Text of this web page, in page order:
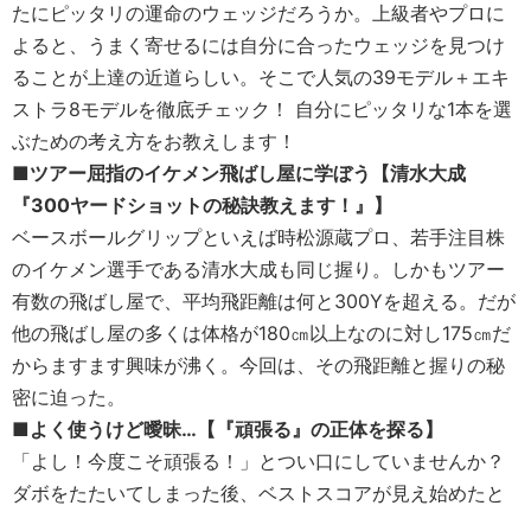
たにピッタリの運命のウェッジだろうか。上級者やプロに
よると、うまく寄せるには自分に合ったウェッジを見つけ
ることが上達の近道らしい。そこで人気の39モデル＋エキ
ストラ8モデルを徹底チェック！ 自分にピッタリな1本を選
ぶための考え方をお教えします！
■ツアー屈指のイケメン飛ばし屋に学ぼう【清水大成
『300ヤードショットの秘訣教えます！』】
ベースボールグリップといえば時松源蔵プロ、若手注目株
のイケメン選手である清水大成も同じ握り。しかもツアー
有数の飛ばし屋で、平均飛距離は何と300Yを超える。だが
他の飛ばし屋の多くは体格が180㎝以上なのに対し175㎝だ
からますます興味が沸く。今回は、その飛距離と握りの秘
密に迫った。
■よく使うけど曖昧…【『頑張る』の正体を探る】
「よし！今度こそ頑張る！」とつい口にしていませんか？
ダボをたたいてしまった後、ベストスコアが見え始めたと